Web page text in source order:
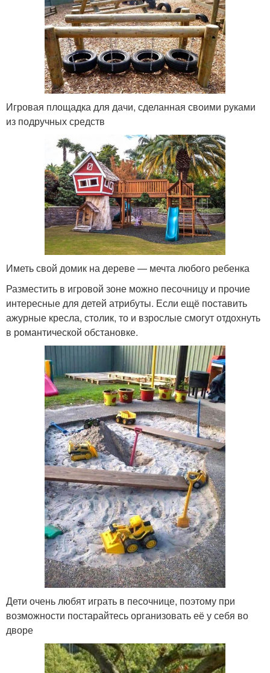
Игровая площадка для дачи, сделанная своими руками
из подручных средств
Иметь свой домик на дереве — мечта любого ребенка
Разместить в игровой зоне можно песочницу и прочие
интересные для детей атрибуты. Если ещё поставить
ажурные кресла, столик, то и взрослые смогут отдохнуть
в романтической обстановке.
Дети очень любят играть в песочнице, поэтому при
возможности постарайтесь организовать её у себя во
дворе